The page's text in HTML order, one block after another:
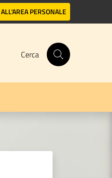
ALL'AREA PERSONALE
Cerca